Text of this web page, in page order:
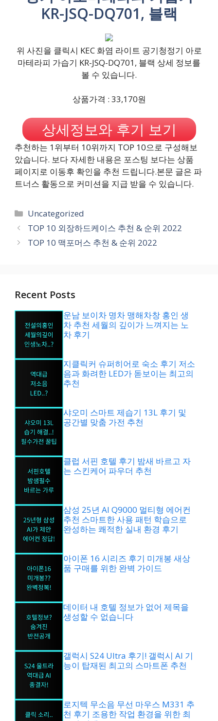
KR-JSQ-DQ701, 블랙
위 사진을 클릭시 KEC 화염 라이트 공기청정기 아로
마테라피 가습기 KR-JSQ-DQ701, 블랙 상세 정보를
볼 수 있습니다.
상품가격 : 33,170원
상세정보와 후기 보기
추천하는 1위부터 10위까지 TOP 10으로 구성해보
았습니다. 보다 자세한 내용은 포스팅 보다는 상품
페이지로 이동후 확인을 추천 드립니다.본문 글은 파
트너스 활동으로 커미션을 지급 받을 수 있습니다.
카
테
리
Uncategorized
TOP 10 외장하드케이스 추천 & 순위 2022
TOP 10 맥포머스 추천 & 순위 2022
Recent Posts
운남 보이차 명차 맹해차창 홍인 생
차 추천 세월의 깊이가 느껴지는 노
차 후기
지클릭커 슈퍼히어로 숙소 후기 저소
음과 화려한 LED가 돋보이는 최고의
추천
샤오미 스마트 제습기 13L 후기 및
공간별 맞춤 가전 추천
클럽 서핀 호텔 후기 밤새 바르고 자
는 스킨케어 파우더 추천
삼성 25년 AI Q9000 멀티형 에어컨
추천 스마트한 사용 패턴 학습으로
완성하는 쾌적한 실내 환경 후기
아이폰 16 시리즈 후기 미개봉 새상
품 구매를 위한 완벽 가이드
데이터 내 호텔 정보가 없어 제목을
생성할 수 없습니다
갤럭시 S24 Ultra 후기! 갤럭시 AI 기
능이 탑재된 최고의 스마트폰 추천
로지텍 무소음 무선 마우스 M331 추
천 후기 조용한 작업 환경을 위한 최